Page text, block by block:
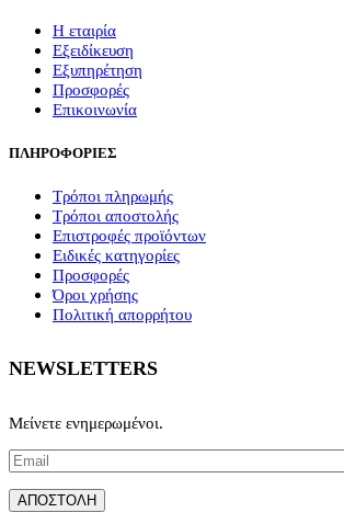
Η εταιρία
Εξειδίκευση
Εξυπηρέτηση
Προσφορές
Επικοινωνία
ΠΛΗΡΟΦΟΡΙΕΣ
Τρόποι πληρωμής
Τρόποι αποστολής
Επιστροφές προϊόντων
Ειδικές κατηγορίες
Προσφορές
Όροι χρήσης
Πολιτική απορρήτου
NEWSLETTERS
Μείνετε ενημερωμένοι.